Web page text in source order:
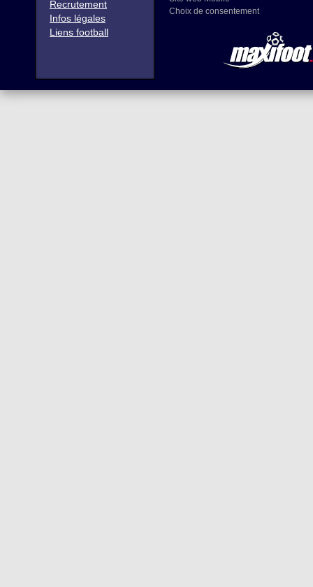
Recrutement
Infos légales
Liens football
Choix de consentement